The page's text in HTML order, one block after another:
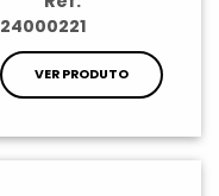
24000221
VER PRODUTO